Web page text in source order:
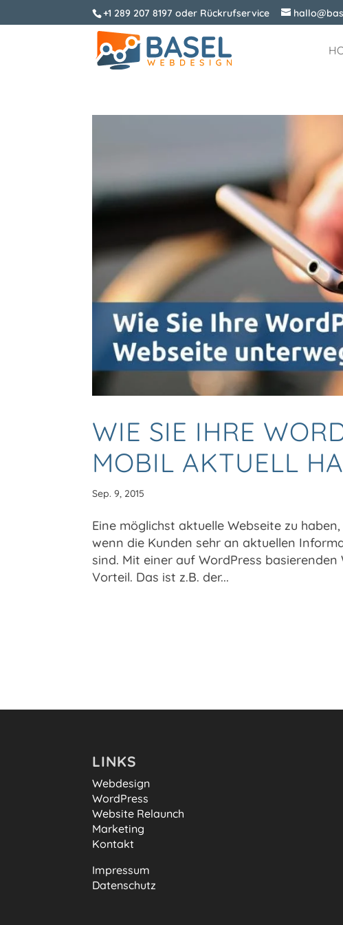
+1 289 207 8197 oder Rückrufservice
WIE SIE IHRE
MOBIL AKTUELL
Sep. 9, 2015
Eine möglichst aktuelle Webseite zu
wenn die Kunden sehr an aktuellen
sind. Mit einer auf WordPress
Vorteil. Das ist z.B. der...
LINKS
Webdesign
WordPress
Website Relaunch
Marketing
Kontakt
Impressum
Datenschutz